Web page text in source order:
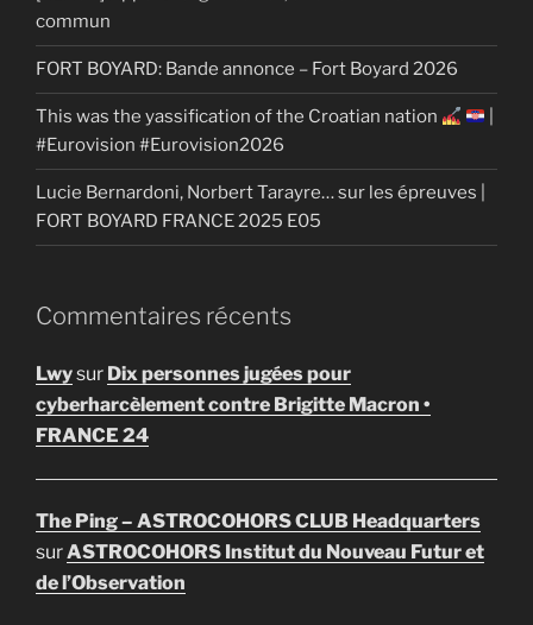
commun
FORT BOYARD: Bande annonce – Fort Boyard 2026
This was the yassification of the Croatian nation
#Eurovision #Eurovision2026
Lucie Bernardoni, Norbert Tarayre… sur les épreuves |
FORT BOYARD FRANCE 2025 E05
Commentaires récents
Lwysur Dix personnes jugées pour
cyberharcèlement contre Brigitte Macron •
FRANCE 24
The Ping – ASTROCOHORS CLUB Headquarters
surASTROCOHORS Institut du Nouveau Futur et
de l’Observation